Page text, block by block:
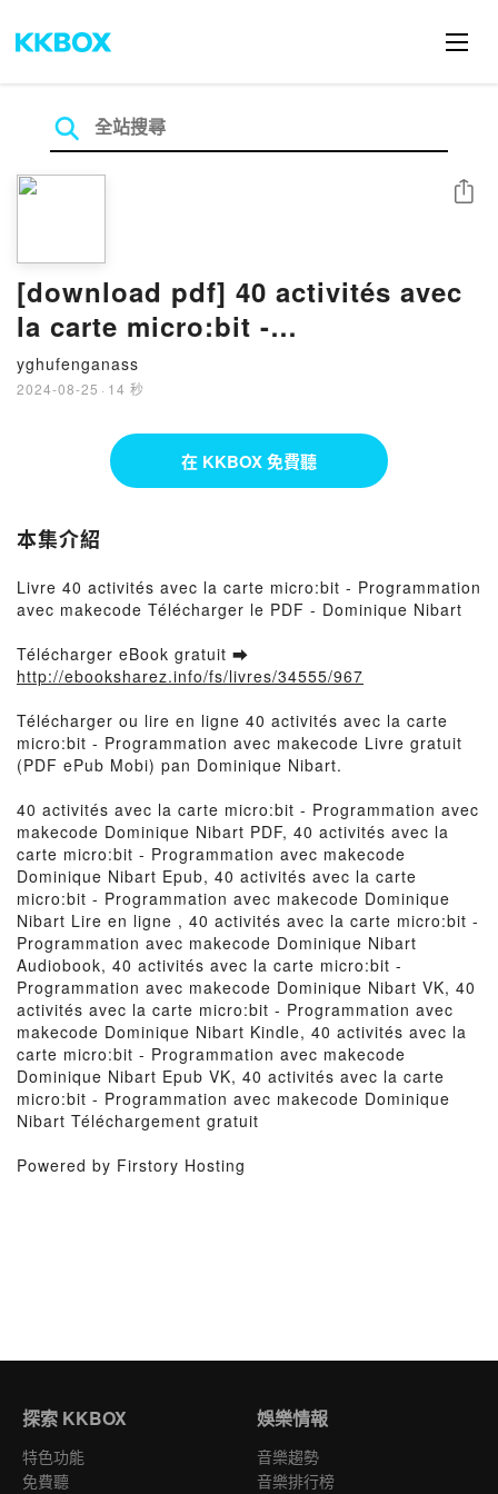
[download pdf] 40 activités avec
la carte micro:bit -
Programmation avec makecode
yghufenganass
2024-08-25 · 14 秒
分享
在 KKBOX 免費聽
本集介紹
Livre 40 activités avec la carte micro:bit - Programmation
avec makecode Télécharger le PDF - Dominique Nibart
Télécharger eBook gratuit ➡
http://ebooksharez.info/fs/livres/34555/967
Télécharger ou lire en ligne 40 activités avec la carte
micro:bit - Programmation avec makecode Livre gratuit
(PDF ePub Mobi) pan Dominique Nibart.
40 activités avec la carte micro:bit - Programmation avec
makecode Dominique Nibart PDF, 40 activités avec la
carte micro:bit - Programmation avec makecode
Dominique Nibart Epub, 40 activités avec la carte
micro:bit - Programmation avec makecode Dominique
Nibart Lire en ligne , 40 activités avec la carte micro:bit -
Programmation avec makecode Dominique Nibart
Audiobook, 40 activités avec la carte micro:bit -
Programmation avec makecode Dominique Nibart VK, 40
activités avec la carte micro:bit - Programmation avec
makecode Dominique Nibart Kindle, 40 activités avec la
carte micro:bit - Programmation avec makecode
Dominique Nibart Epub VK, 40 activités avec la carte
micro:bit - Programmation avec makecode Dominique
Nibart Téléchargement gratuit
Powered by Firstory Hosting
探索 KKBOX
特色功能
免費聽
娛樂情報
音樂趨勢
音樂排行榜